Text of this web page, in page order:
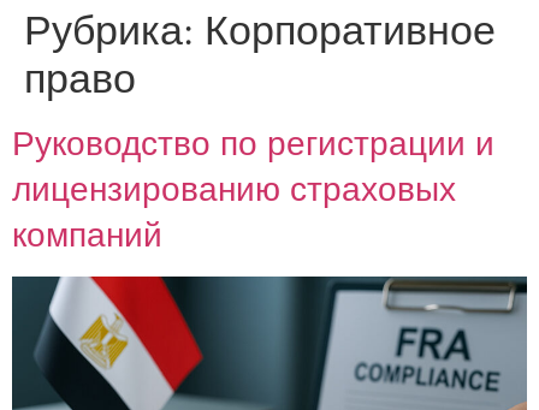
Рубрика: Корпоративное
право
Руководство по регистрации и
лицензированию страховых
компаний